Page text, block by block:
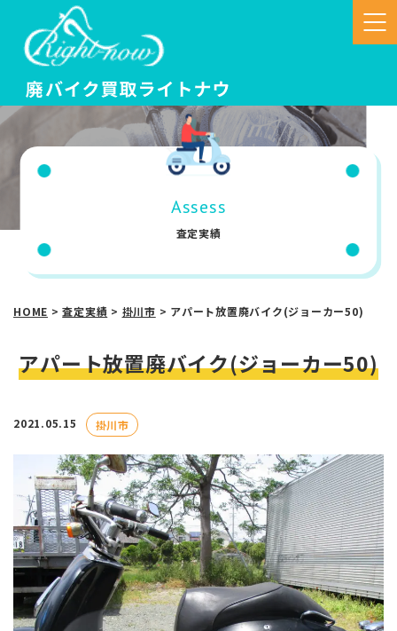
Assess
査定実績
HOME >査定実績 > 掛川市 > アパート放置廃バイク(ジョーカー50)
アパート放置廃バイク(ジョーカー50)
2021.05.15 掛川市